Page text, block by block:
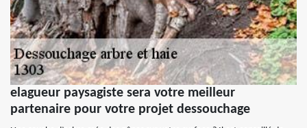
elagueur paysagiste sera votre meilleur
partenaire pour votre projet dessouchage